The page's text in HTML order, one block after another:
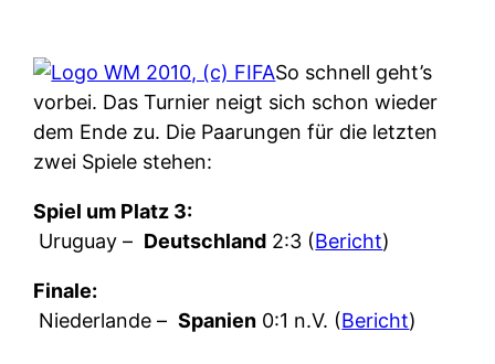
So schnell geht’s
vorbei. Das Turnier neigt sich schon wieder
dem Ende zu. Die Paarungen für die letzten
zwei Spiele stehen:
Spiel um Platz 3:
Uruguay – Deutschland 2:3 (Bericht)
Finale:
Niederlande – Spanien 0:1 n.V. (Bericht)